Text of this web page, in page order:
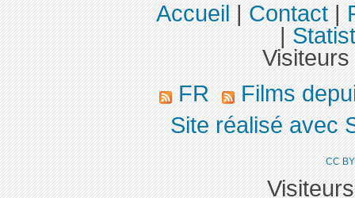
Accueil|Contact|
|
FR
Films
Site réalisé avec
CC